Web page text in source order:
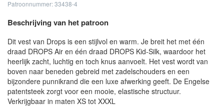
Patroonnummer: 33438-4
Beschrijving van het patroon
Dit vest van Drops is een stijlvol en warm. Je breit het met één
draad DROPS Air en één draad DROPS Kid-Silk, waardoor het
heerlijk zacht, luchtig en toch knus aanvoelt. Het vest wordt van
boven naar beneden gebreid met zadelschouders en een
bijzondere punnikrand die een luxe afwerking geeft. De Engelse
patentsteek zorgt voor een mooie, elastische structuur.
Verkrijgbaar in maten XS tot XXXL